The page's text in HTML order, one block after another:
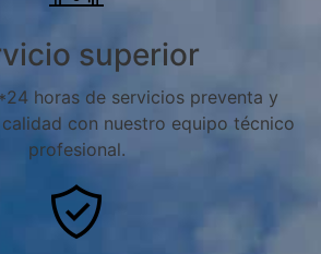
superior
horas de servicios preventa y
con nuestro equipo técnico
profesional.